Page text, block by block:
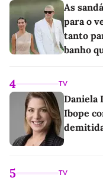
As
para o
tanto
banho
4 TV
Daniela
Ibope
5 TV